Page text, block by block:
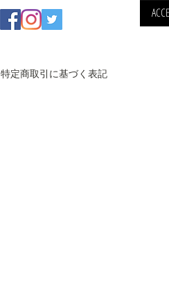
特定商取引に基づく表記